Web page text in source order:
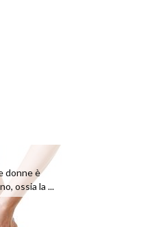
donne è
ossia la ...